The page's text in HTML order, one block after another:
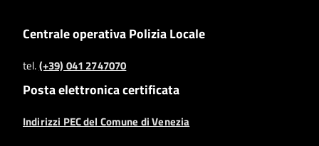
Centrale operativa Polizia Locale
tel.(+39) 041 2747070
Posta elettronica certificata
Indirizzi PEC del Comune di Venezia